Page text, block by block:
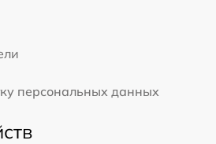
персональных данных